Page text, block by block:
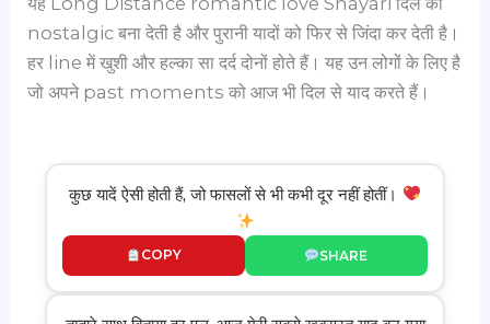
nostalgic बना देती है और पुरानी यादों को फिर से जिंदा कर देती है।
हर line में खुशी और हल्का सा दर्द दोनों होते हैं। यह उन लोगों के लिए है
जो अपने past moments को आज भी दिल से याद करते हैं।
कुछ यादें ऐसी होती हैं, जो फासलों से भी कभी दूर नहीं होतीं।
COPY SHARE